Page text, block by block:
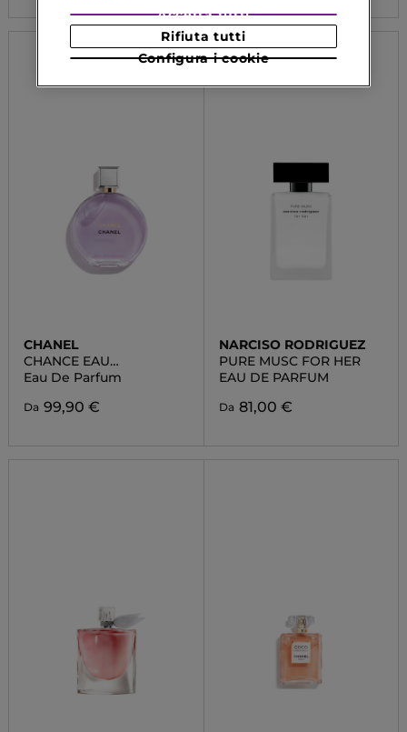
CHANEL
CHANCE EAU
SPLENDIDE
Eau De Parfum
Da 99,90 €
NARCISO RODRIGUEZ
PURE MUSC FOR HER
EAU DE PARFUM
Da 81,00 €
Configura i cookie
Rifiuta tutti
Accetta tutti